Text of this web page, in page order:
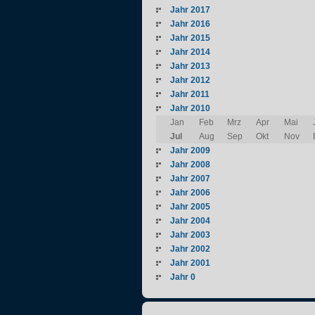
Jahr 2017
Jahr 2016
Jahr 2015
Jahr 2014
Jahr 2013
Jahr 2012
Jahr 2011
Jahr 2010
Jan
Feb Mrz Apr Mai
Jul
Aug Sep Okt Nov
Jahr 2009
Jahr 2008
Jahr 2007
Jahr 2006
Jahr 2005
Jahr 2004
Jahr 2003
Jahr 2002
Jahr 2001
Jahr 0